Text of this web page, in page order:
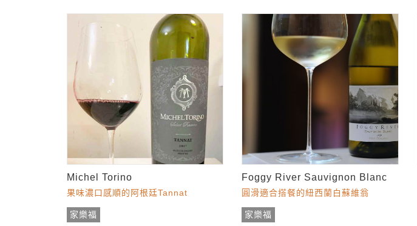
Michel Torino
果味濃口感順的阿根廷Tannat
家樂福
Foggy River Sauvignon Blanc
圓滑適合搭餐的紐西蘭白蘇維翁
家樂福